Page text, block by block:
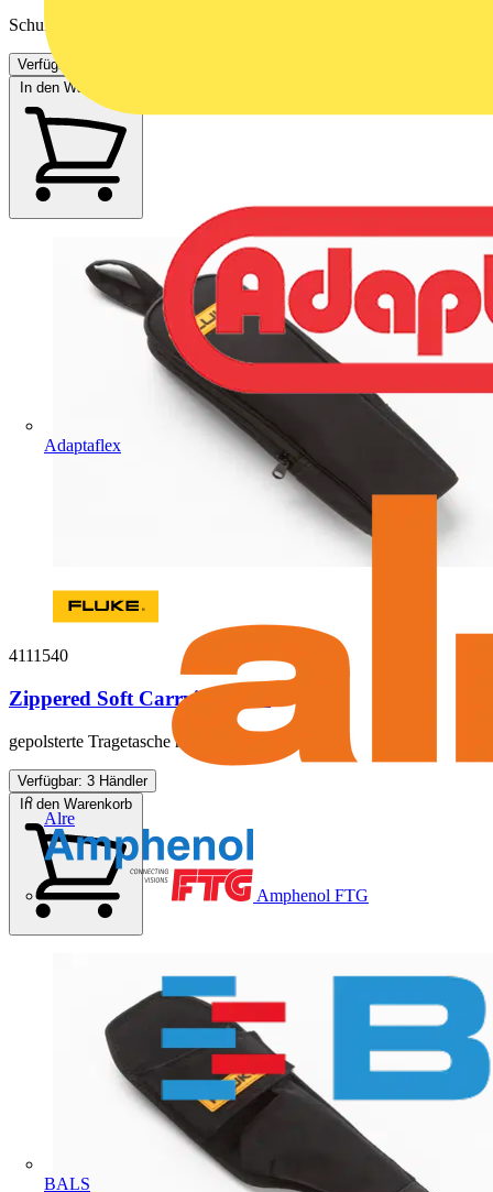
Adaptaflex
Alre
Amphenol FTG
BALS
Schuko-Testleitung für Fluke 1660 Serie
Verfügbar: 3 Händler
In den Warenkorb
4111540
Zippered Soft Carrying Case
gepolsterte Tragetasche mit Reissverschluss
Verfügbar: 3 Händler
In den Warenkorb